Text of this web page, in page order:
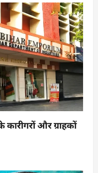
कारीगरों और ग्राहकों